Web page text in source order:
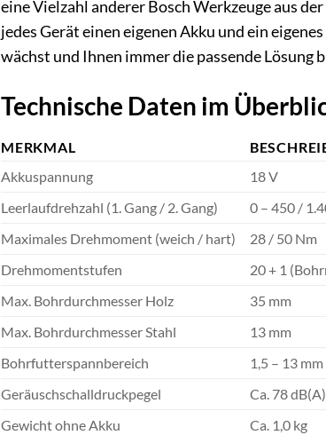
eine Vielzahl anderer Bosch Werkzeuge aus
jedes Gerät einen eigenen Akku und ein
wächst und Ihnen immer die passende Lösung
Technische Daten im
MERKMAL
Akkuspannung
18 V
Leerlaufdrehzahl (1. Gang / 2. Gang)
0 – 450 /
Maximales Drehmoment (weich / hart)
28 / 50 Nm
Drehmomentstufen
20 + 1
Max. Bohrdurchmesser Holz
35 mm
Max. Bohrdurchmesser Stahl
13 mm
Bohrfutterspannbereich
1,5 – 13 mm
Geräuschschalldruckpegel
Ca. 78 dB(A)
Gewicht ohne Akku
Ca. 1,0 kg